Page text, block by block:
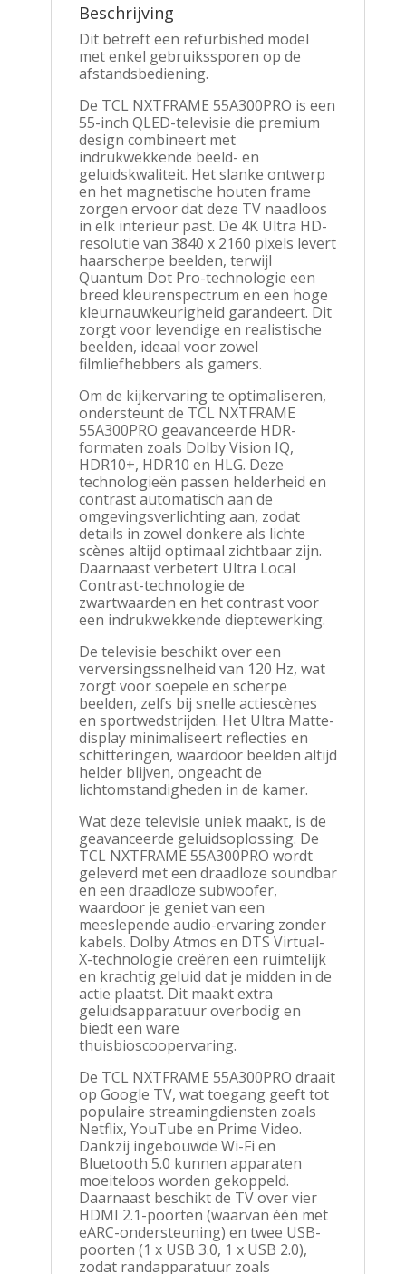
Soundbar
Subwoofer
Vision
120Hz
Refurbished
aantal
Beschrijving
Dit betreft een refurbished model
met enkel gebruikssporen op de
afstandsbediening.
De TCL NXTFRAME 55A300PRO is een
55-inch QLED-televisie die premium
design combineert met
indrukwekkende beeld- en
geluidskwaliteit. Het slanke ontwerp
en het magnetische houten frame
zorgen ervoor dat deze TV naadloos
in elk interieur past. De 4K Ultra HD-
resolutie van 3840 x 2160 pixels levert
haarscherpe beelden, terwijl
Quantum Dot Pro-technologie een
breed kleurenspectrum en een hoge
kleurnauwkeurigheid garandeert. Dit
zorgt voor levendige en realistische
beelden, ideaal voor zowel
filmliefhebbers als gamers.
Om de kijkervaring te optimaliseren,
ondersteunt de TCL NXTFRAME
55A300PRO geavanceerde HDR-
formaten zoals Dolby Vision IQ,
HDR10+, HDR10 en HLG. Deze
technologieën passen helderheid en
contrast automatisch aan de
omgevingsverlichting aan, zodat
details in zowel donkere als lichte
scènes altijd optimaal zichtbaar zijn.
Daarnaast verbetert Ultra Local
Contrast-technologie de
zwartwaarden en het contrast voor
een indrukwekkende dieptewerking.
De televisie beschikt over een
verversingssnelheid van 120 Hz, wat
zorgt voor soepele en scherpe
beelden, zelfs bij snelle actiescènes
en sportwedstrijden. Het Ultra Matte-
display minimaliseert reflecties en
schitteringen, waardoor beelden altijd
helder blijven, ongeacht de
lichtomstandigheden in de kamer.
Wat deze televisie uniek maakt, is de
geavanceerde geluidsoplossing. De
TCL NXTFRAME 55A300PRO wordt
geleverd met een draadloze soundbar
en een draadloze subwoofer,
waardoor je geniet van een
meeslepende audio-ervaring zonder
kabels. Dolby Atmos en DTS Virtual-
X-technologie creëren een ruimtelijk
en krachtig geluid dat je midden in de
actie plaatst. Dit maakt extra
geluidsapparatuur overbodig en
biedt een ware
thuisbioscoopervaring.
De TCL NXTFRAME 55A300PRO draait
op Google TV, wat toegang geeft tot
populaire streamingdiensten zoals
Netflix, YouTube en Prime Video.
Dankzij ingebouwde Wi-Fi en
Bluetooth 5.0 kunnen apparaten
moeiteloos worden gekoppeld.
Daarnaast beschikt de TV over vier
HDMI 2.1-poorten (waarvan één met
eARC-ondersteuning) en twee USB-
poorten (1 x USB 3.0, 1 x USB 2.0),
zodat randapparatuur zoals